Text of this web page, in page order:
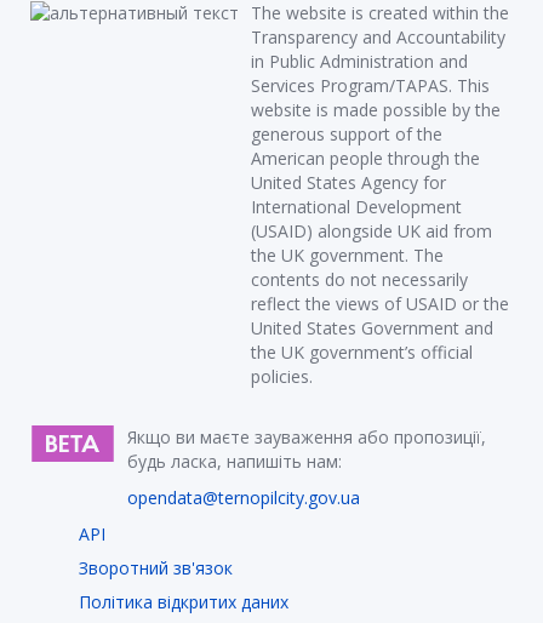
The website is created within the
Transparency and Accountability
in Public Administration and
Services Program/TAPAS. This
website is made possible by the
generous support of the
American people through the
United States Agency for
International Development
(USAID) alongside UK aid from
the UK government. The
contents do not necessarily
reflect the views of USAID or the
United States Government and
the UK government’s official
policies.
Якщо ви маєте зауваження або пропозиції,
будь ласка, напишіть нам:
opendata@ternopilcity.gov.ua
API
Зворотний зв'язок
Політика відкритих даних